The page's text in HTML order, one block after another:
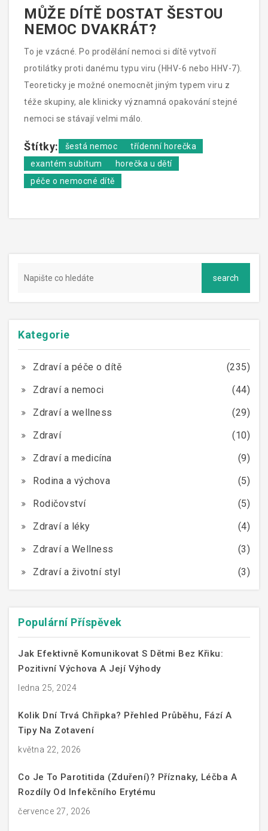
návštěvě lékaře.
MŮŽE DÍTĚ DOSTAT ŠESTOU
NEMOC DVAKRÁT?
To je vzácné. Po prodělání nemoci si dítě vytvoří
protilátky proti danému typu viru (HHV-6 nebo HHV-7).
Teoreticky je možné onemocnět jiným typem viru z
téže skupiny, ale klinicky významná opakování stejné
nemoci se stávají velmi málo.
Štítky: šestá nemoc
třídenní horečka
exantém subitum
horečka u dětí
péče o nemocné dítě
Kategorie
Zdraví a péče o dítě
(235)
Zdraví a nemoci
(44)
Zdraví a wellness
(29)
Zdraví
(10)
Zdraví a medicína
(9)
Rodina a výchova
(5)
Rodičovství
(5)
Zdraví a léky
(4)
Zdraví a Wellness
(3)
Zdraví a životní styl
(3)
Populární Příspěvek
Jak Efektivně Komunikovat S Dětmi Bez Křiku:
Pozitivní Výchova A Její Výhody
ledna 25, 2024
Kolik Dní Trvá Chřipka? Přehled Průběhu, Fází A
Tipy Na Zotavení
května 22, 2026
Co Je To Parotitida (zduření)? Příznaky, Léčba A
Rozdíly Od Infekčního Erytému
července 27, 2026